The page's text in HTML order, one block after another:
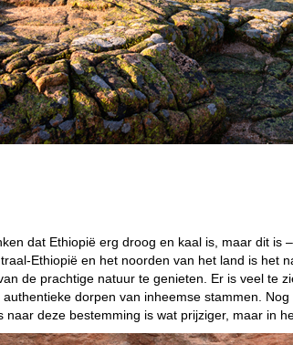
dat Ethiopië erg droog en kaal is, maar dit is
Ethiopië en het noorden van het land is het
de prachtige natuur te genieten. Er is veel te
dorpen van inheemse stammen.
naar deze bestemming is wat prijziger, maar in